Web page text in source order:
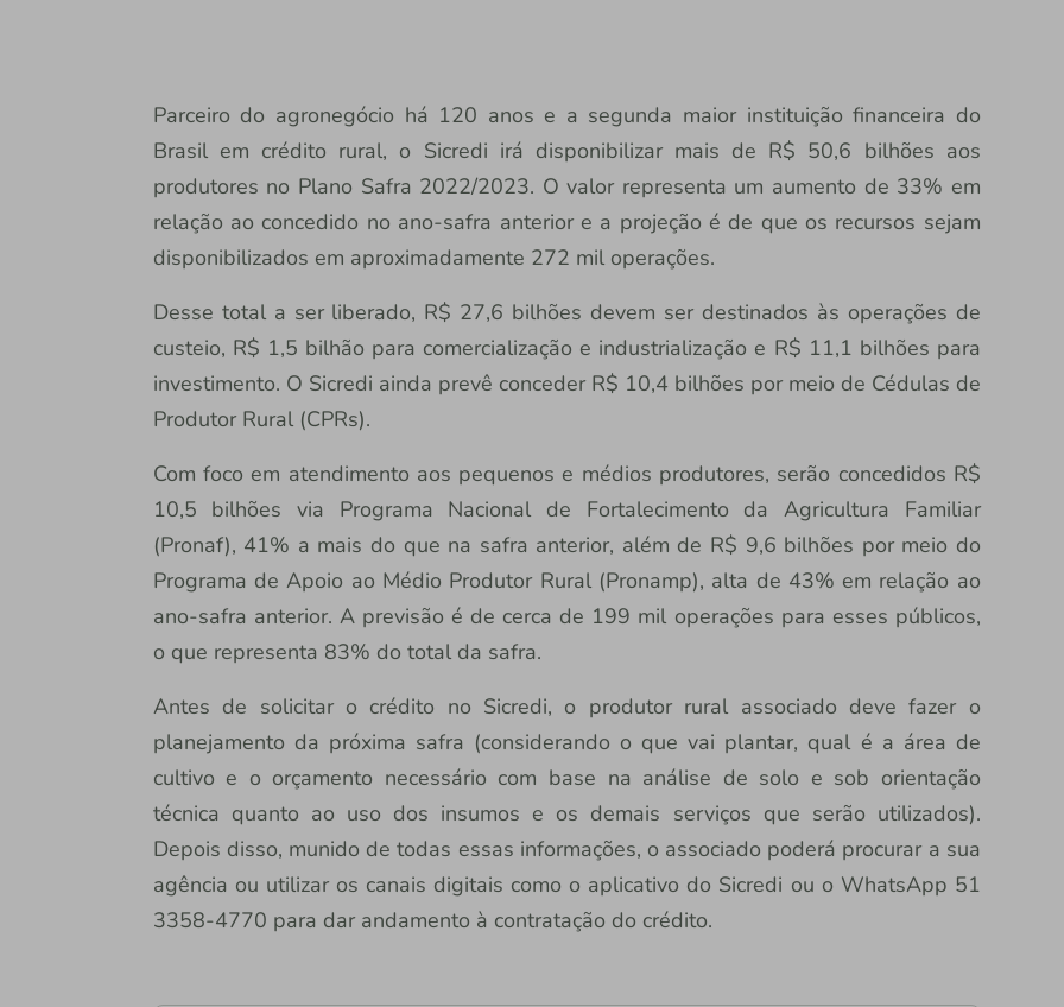
Parceiro do agronegócio há 120 anos e a segunda maior instituição financeira do
Brasil em crédito rural, o Sicredi irá disponibilizar mais de R$ 50,6 bilhões aos
produtores no Plano Safra 2022/2023. O valor representa um aumento de 33% em
relação ao concedido no ano-safra anterior e a projeção é de que os recursos sejam
disponibilizados em aproximadamente 272 mil operações.
Desse total a ser liberado, R$ 27,6 bilhões devem ser destinados às operações de
custeio, R$ 1,5 bilhão para comercialização e industrialização e R$ 11,1 bilhões para
investimento. O Sicredi ainda prevê conceder R$ 10,4 bilhões por meio de Cédulas de
Produtor Rural (CPRs).
Com foco em atendimento aos pequenos e médios produtores, serão concedidos R$
10,5 bilhões via Programa Nacional de Fortalecimento da Agricultura Familiar
(Pronaf), 41% a mais do que na safra anterior, além de R$ 9,6 bilhões por meio do
Programa de Apoio ao Médio Produtor Rural (Pronamp), alta de 43% em relação ao
ano-safra anterior. A previsão é de cerca de 199 mil operações para esses públicos,
o que representa 83% do total da safra.
Antes de solicitar o crédito no Sicredi, o produtor rural associado deve fazer o
planejamento da próxima safra (considerando o que vai plantar, qual é a área de
cultivo e o orçamento necessário com base na análise de solo e sob orientação
técnica quanto ao uso dos insumos e os demais serviços que serão utilizados).
Depois disso, munido de todas essas informações, o associado poderá procurar a sua
agência ou utilizar os canais digitais como o aplicativo do Sicredi ou o WhatsApp 51
3358-4770 para dar andamento à contratação do crédito.